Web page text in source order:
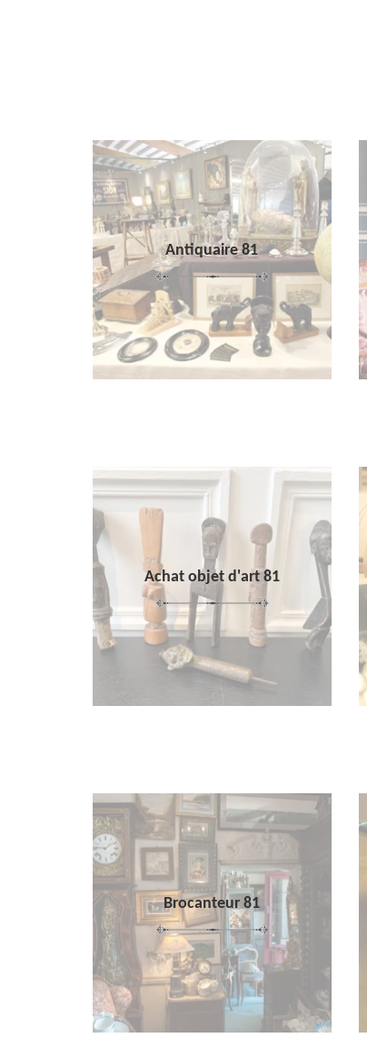
Antiquaire 81
Achat objet d'art 81
Brocanteur 81